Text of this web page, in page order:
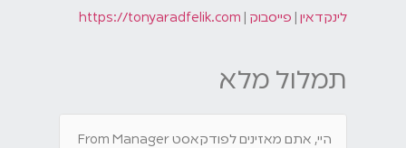
לינקדאין פייסבוק https://tonyaradfelik.com
תמלול מלא
היי, אתם מאזינים לפודקאסט From Manager